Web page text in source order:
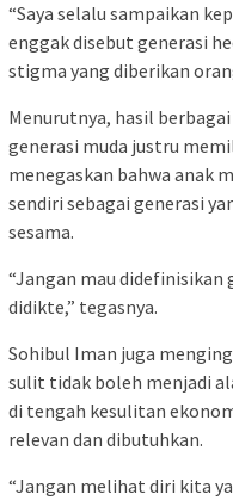
“Saya selalu sampaikan
enggak disebut generasi
stigma yang diberikan
Menurutnya, hasil
generasi muda justru
menegaskan bahwa anak
sendiri sebagai generasi
sesama.
“Jangan mau didefinisikan
didikte,” tegasnya.
Sohibul Iman juga
sulit tidak boleh menjadi
di tengah kesulitan
relevan dan dibutuhkan.
“Jangan melihat diri kita